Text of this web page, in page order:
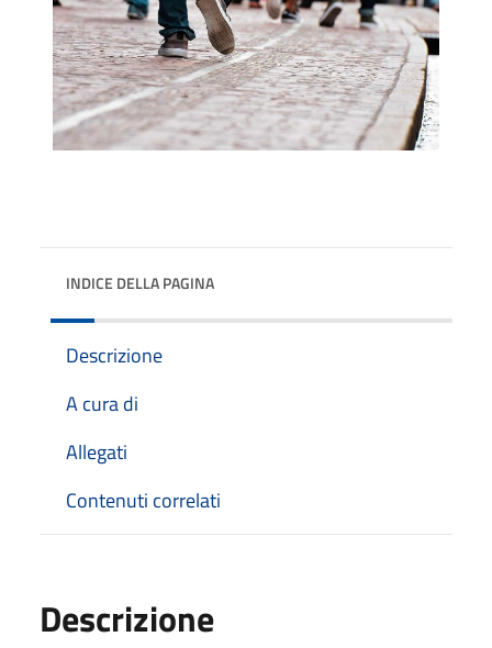
INDICE DELLA PAGINA
Descrizione
A cura di
Allegati
Contenuti correlati
Descrizione